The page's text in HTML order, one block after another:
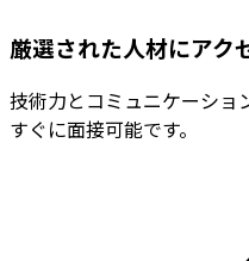
厳選された人材にアク
技術力とコミュニケーショ
すぐに面接可能です。